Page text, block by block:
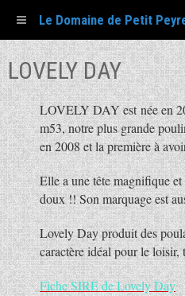
Le Domaine de Petit
LOVELY DAY
LOVELY DAY est née en
m53, notre plus grande
en 2008 et la première à
Elle a une tête magnifique
doux !! Son marquage est
Lovely Day produit des
caractère idéal pour le loisir,
Fiche SIRE de Lovely Day